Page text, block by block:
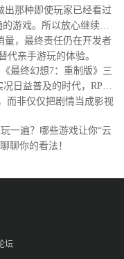
那种即使玩家已经看过
游戏。所以放心继续直
量，最终责任仍在开发者
亲手游玩的体验。
终幻想7：重制版》三
日益普及的时代，RPG
而非仅仅把剧情当成影视
一遍？哪些游戏让你“云
聊你的看法！
坛